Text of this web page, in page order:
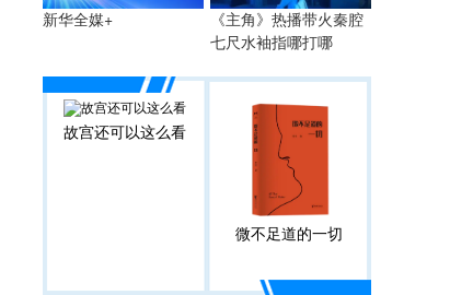
新华全媒+
《主角》热播带火秦腔
七尺水袖指哪打哪
故宫还可以这么看
微不足道的一切